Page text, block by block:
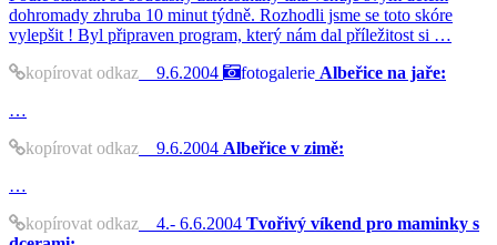
dohromady zhruba 10 minut týdně. Rozhodli jsme se toto skóre
vylepšit ! Byl připraven program, který nám dal příležitost si …
kopírovat odkaz 9.6.2004 fotogalerie Albeřice na jaře:
…
kopírovat odkaz 9.6.2004 Albeřice v zimě:
…
kopírovat odkaz 4.- 6.6.2004 Tvořivý víkend pro maminky s